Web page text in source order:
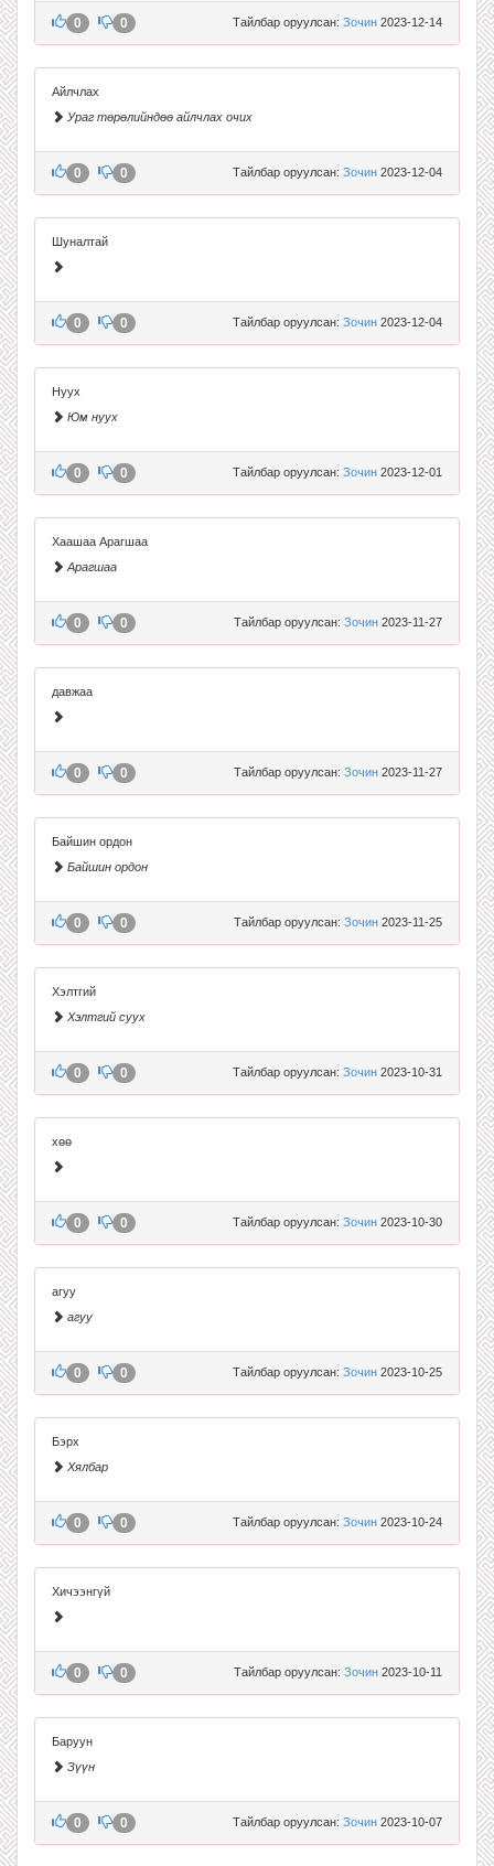
Тайлбар оруулсан: Зочин 2023-12-14
0 0
Айлчлах
Ураг төрөлийндөө айлчлах очих
Тайлбар оруулсан: Зочин 2023-12-04
0 0
Шуналтай
Тайлбар оруулсан: Зочин 2023-12-04
0 0
Нуух
Юм нуух
Тайлбар оруулсан: Зочин 2023-12-01
0 0
Хаашаа Арагшаа
Арагшаа
Тайлбар оруулсан: Зочин 2023-11-27
0 0
давжаа
Тайлбар оруулсан: Зочин 2023-11-27
0 0
Байшин ордон
Байшин ордон
Тайлбар оруулсан: Зочин 2023-11-25
0 0
Хэлтгий
Хэлтгий суух
Тайлбар оруулсан: Зочин 2023-10-31
0 0
хөө
Тайлбар оруулсан: Зочин 2023-10-30
0 0
агуу
агуу
Тайлбар оруулсан: Зочин 2023-10-25
0 0
Бэрх
Хялбар
Тайлбар оруулсан: Зочин 2023-10-24
0 0
Хичээнгүй
Тайлбар оруулсан: Зочин 2023-10-11
0 0
Баруун
Зүүн
Тайлбар оруулсан: Зочин 2023-10-07
0 0